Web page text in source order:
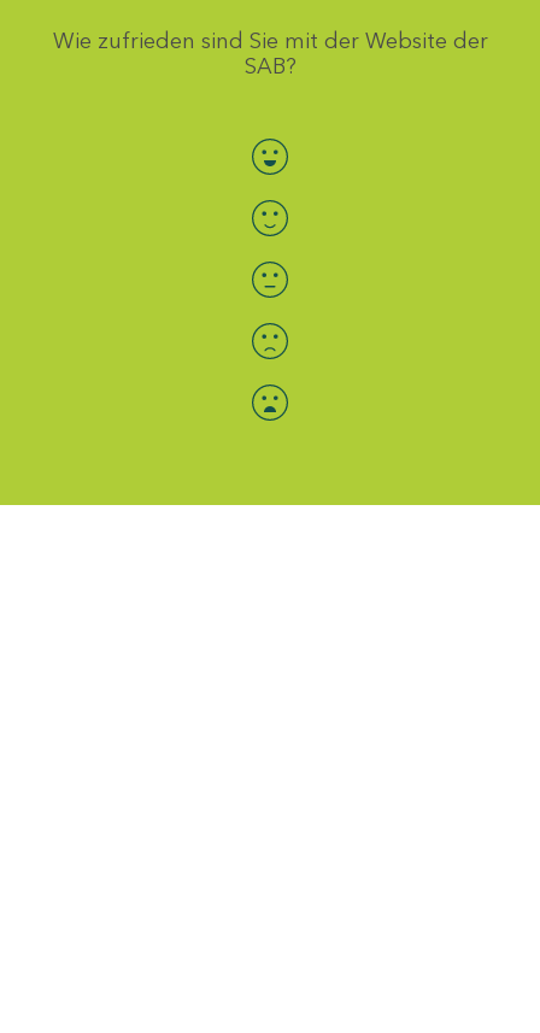
Wie zufrieden sind Sie mit der Website der
SAB?
Bewertung auswählen